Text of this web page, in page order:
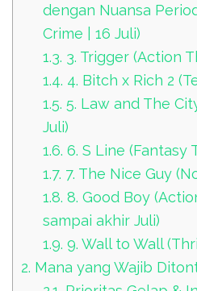
dengan Nuansa
Crime | 16 Juli)
1.3. 3. Trigger (Action
1.4. 4. Bitch x Rich 2
1.5. 5. Law and The
Juli)
1.6. 6. S Line (Fantasy
1.7. 7. The Nice Guy
1.8. 8. Good Boy
sampai akhir Juli)
1.9. 9. Wall to Wall
2. Mana yang Wajib